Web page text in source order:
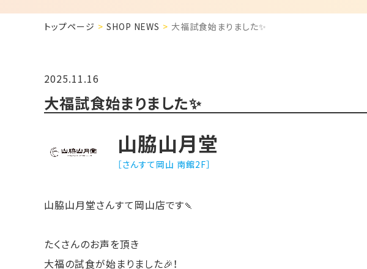
トップページ SHOP NEWS 大福試食始まりました✨
2025.11.16
大福試食始まりました✨
山脇山月堂
［さんすて岡山 南館2F］
山脇山月堂さんすて岡山店です🍡
たくさんのお声を頂き
大福の試食が始まりました🎉！